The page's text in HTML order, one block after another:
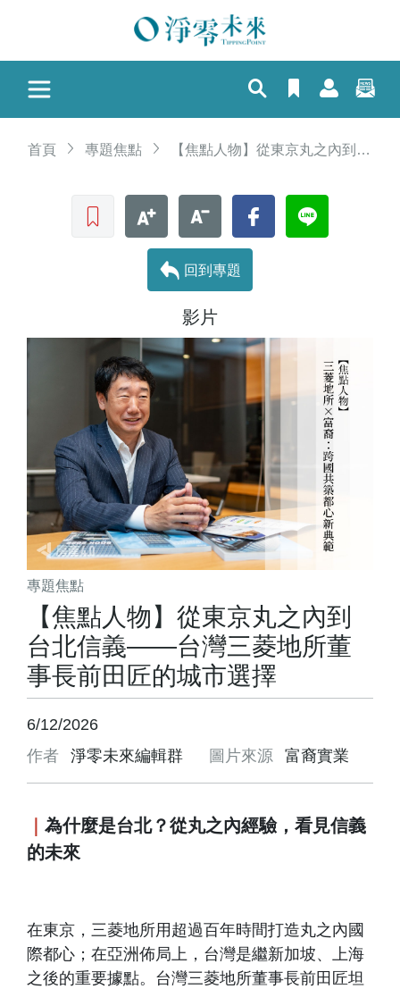
首頁 專題焦點 【焦點人物】從東京丸之內到台北信義——台灣三菱地所董事長前田匠的城市選擇
收藏文章 文字加大 文字縮小 Facebook
回到專題
影片
專題焦點
【焦點人物】從東京丸之內到
台北信義——台灣三菱地所董
事長前田匠的城市選擇
6/12/2026
作者
淨零未來編輯群 圖片來源 富裔實業
為什麼是台北？從丸之內經驗，看見信義
的未來
在東京，三菱地所用超過百年時間打造丸之內國
際都心；在亞洲佈局上，台灣是繼新加坡、上海
之後的重要據點。台灣三菱地所董事長前田匠坦